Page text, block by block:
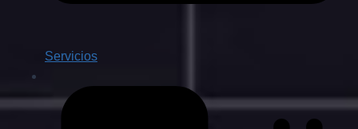
Servicios